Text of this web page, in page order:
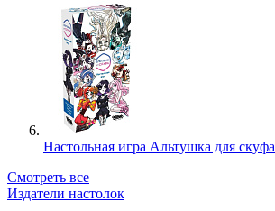
Настольная игра Альтушка для скуфа
Смотреть все
Издатели настолок